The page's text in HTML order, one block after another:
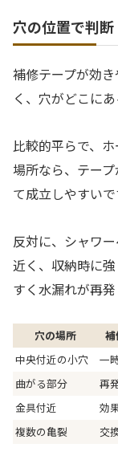
穴の位置で判断
補修テープが効
く、穴がどこにあ
比較的平らで、
場所なら、テー
て成立しやすいで
反対に、シャワ
近く、収納時に
すく水漏れが再発
穴の場所 補
中央付近の小穴
一
曲がる部分
再
金具付近
効
複数の亀裂
交